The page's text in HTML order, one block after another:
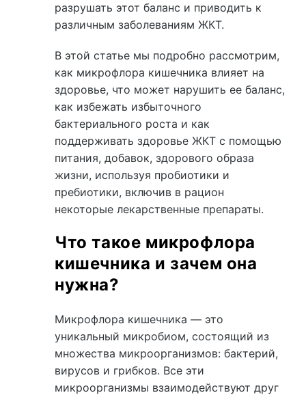
разрушать этот баланс и приводить к
различным заболеваниям ЖКТ.
В этой статье мы подробно рассмотрим,
как микрофлора кишечника влияет на
здоровье, что может нарушить ее баланс,
как избежать избыточного
бактериального роста и как
поддерживать здоровье ЖКТ с помощью
питания, добавок, здорового образа
жизни, используя пробиотики и
пребиотики, включив в рацион
некоторые лекарственные препараты.
Что такое микрофлора
кишечника и зачем она
нужна?
Микрофлора кишечника — это
уникальный микробиом, состоящий из
множества микроорганизмов: бактерий,
вирусов и грибков. Все эти
микроорганизмы взаимодействуют друг